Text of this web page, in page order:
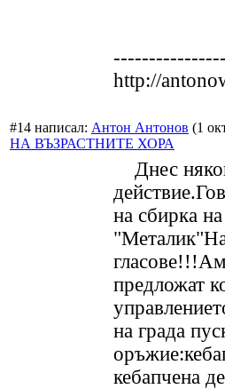
http://
#14 написал: Антон Антонов (1
НА ВЪЗРАСТНИТЕ ХОРА
Днес
на сбирка
предложат
на града
кебапчена